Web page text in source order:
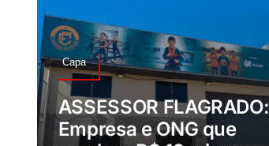
Capa
ASSESSOR FLAGRADO:
Empresa e ONG que